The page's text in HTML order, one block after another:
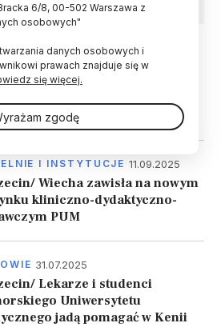
I INSTYTUCJE 10.06.2026
Centrum Egzaminów
i nowa hala sportowa
oficjalnie otwarte
I INSTYTUCJE 11.09.2025
Wiecha zawisła na nowym
kliniczno-dydaktyczno-
PUM
31.07.2025
Lekarze i studenci
Uniwersytetu
jadą pomagać w Kenii
6/8, 00-502 Warszawa z
osobowych"
danych osobowych i
prawach znajduje się w
się więcej.
zgodę